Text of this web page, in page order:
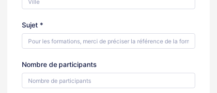
Sujet *
Nombre de participants